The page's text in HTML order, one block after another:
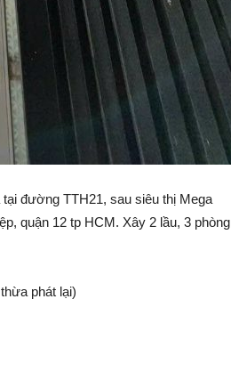
đường TTH21, sau siêu thị Mega
quận 12 tp HCM. Xây 2 lầu, 3 phòng
phát lại)